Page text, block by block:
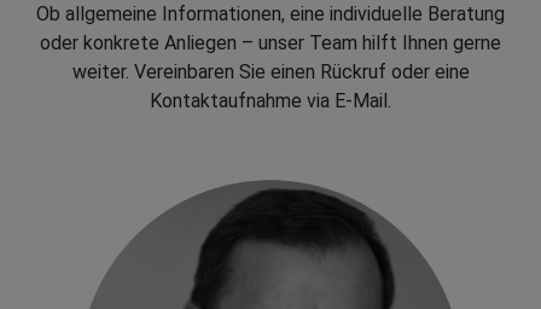
Ob allgemeine Informationen, eine individuelle Beratung
oder konkrete Anliegen – unser Team hilft Ihnen gerne
weiter. Vereinbaren Sie einen Rückruf oder eine
Kontaktaufnahme via E-Mail.